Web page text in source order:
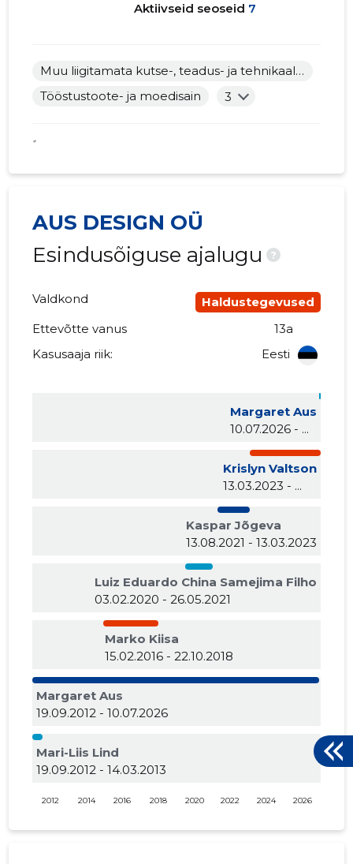
Aktiivseid seoseid 7
Muu liigitamata kutse-, teadus- ja tehnikaalane tegevus
Tööstustoote- ja moedisain
3
*
AUS DESIGN OÜ
Esindusõiguse ajalugu
?
Valdkond
Haldustegevused
Ettevõtte vanus
13a
Kasusaaja riik:
Eesti
Margaret Aus
10.07.2026 - ...
Krislyn Valtson
13.03.2023 - ...
Kaspar Jõgeva
13.08.2021 - 13.03.2023
Luiz Eduardo China Samejima Filho
03.02.2020 - 26.05.2021
Marko Kiisa
15.02.2016 - 22.10.2018
Margaret Aus
19.09.2012 - 10.07.2026
Mari-Liis Lind
19.09.2012 - 14.03.2013
2012 2014 2016 2018 2020 2022 2024 2026